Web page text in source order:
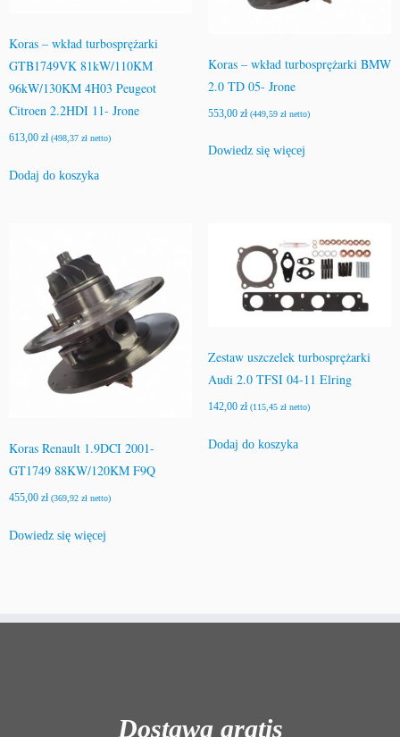
Koras – wkład turbosprężarki
GTB1749VK 81kW/110KM
96kW/130KM 4H03 Peugeot
Citroen 2.2HDI 11- Jrone
613,00 zł (498,37 zł netto)
Dodaj do koszyka
Koras – wkład turbosprężarki BMW
2.0 TD 05- Jrone
553,00 zł (449,59 złnetto)
Dowiedz się więcej
Koras Renault 1.9DCI 2001-
GT1749 88KW/120KM F9Q
455,00 zł (369,92 zł netto)
Dowiedz się więcej
Zestaw uszczelek turbosprężarki
Audi 2.0 TFSI 04-11 Elring
142,00 zł (115,45 złnetto)
Dodaj do koszyka
Dostawa gratis